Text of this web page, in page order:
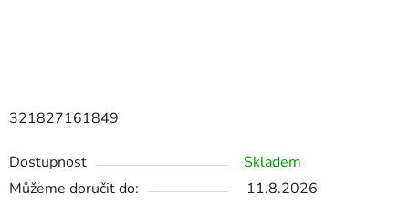
321827161849
Dostupnost
Skladem
Můžeme doručit do:
11.8.2026